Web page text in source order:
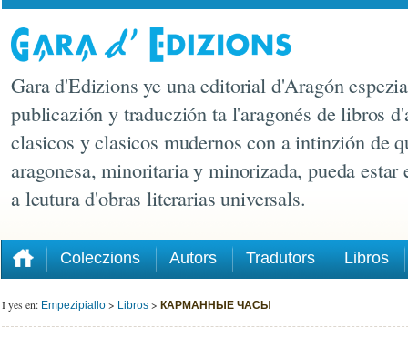
Gara d'Edizions ye una editorial d'Aragón
publicazión y traduczión ta l'aragonés de libros
clasicos y clasicos mudernos con a intinzión de
aragonesa, minoritaria y minorizada, pueda estar
a leutura d'obras literarias universals.
Coleczions Autors Tradutors Libros
I yes en: Empezipiallo > Libros > КАРМАННЫЕ ЧАСЫ